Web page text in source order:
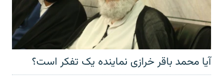
آیا محمد باقر خرازی نماینده یک تفکر است؟